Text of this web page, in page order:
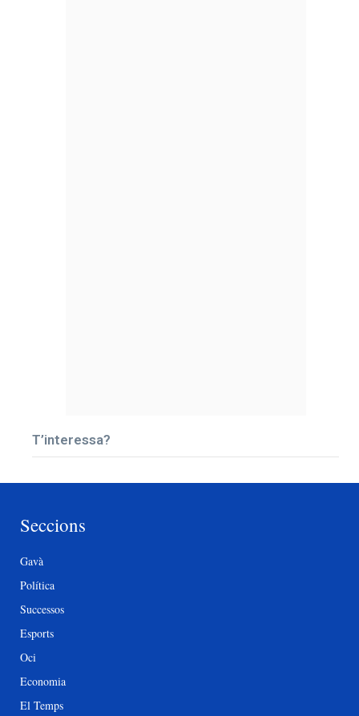
T’interessa?
Seccions
Gavà
Política
Successos
Esports
Oci
Economia
El Temps